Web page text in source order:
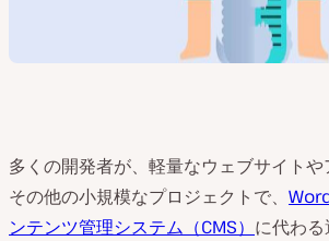
多くの開発者が、軽量なウェブサイトや
その他の小規模なプロジェクトで、
ンテンツ管理システム（CMS） に代わる